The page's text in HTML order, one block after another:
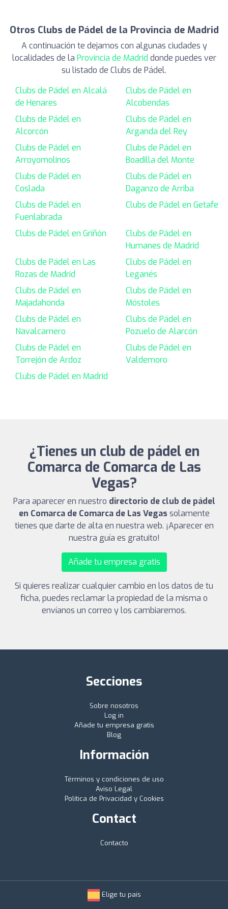
Otros Clubs de Pádel de la Provincia de Madrid
A continuación te dejamos con algunas ciudades y
localidades de la Provincia de Madrid donde puedes ver
su listado de Clubs de Pádel.
Clubs de Pádel en Alcalá
de Henares
Clubs de Pádel en
Alcobendas
Clubs de Pádel en
Alcorcón
Clubs de Pádel en
Arganda del Rey
Clubs de Pádel en
Arroyomolinos
Clubs de Pádel en
Boadilla del Monte
Clubs de Pádel en
Coslada
Clubs de Pádel en
Daganzo de Arriba
Clubs de Pádel en
Fuenlabrada
Clubs de Pádel en Getafe
Clubs de Pádel en Griñón
Clubs de Pádel en
Humanes de Madrid
Clubs de Pádel en Las
Rozas de Madrid
Clubs de Pádel en
Leganés
Clubs de Pádel en
Majadahonda
Clubs de Pádel en
Móstoles
Clubs de Pádel en
Navalcarnero
Clubs de Pádel en
Pozuelo de Alarcón
Clubs de Pádel en
Torrejón de Ardoz
Clubs de Pádel en
Valdemoro
Clubs de Pádel en Madrid
¿Tienes un club de pádel en
Comarca de Comarca de Las
Vegas?
Para aparecer en nuestro directorio de club de pádel
en Comarca de Comarca de Las Vegas solamente
tienes que darte de alta en nuestra web. ¡Aparecer en
nuestra guía es gratuito!
Añade tu empresa gratis
Si quieres realizar cualquier cambio en los datos de tu
ficha, puedes reclamar la propiedad de la misma o
envíanos un correo y los cambiaremos.
Secciones
Sobre nosotros
Log in
Añade tu empresa gratis
Blog
Información
Términos y condiciones de uso
Aviso Legal
Política de Privacidad y Cookies
Contact
Contacto
Elige tu país